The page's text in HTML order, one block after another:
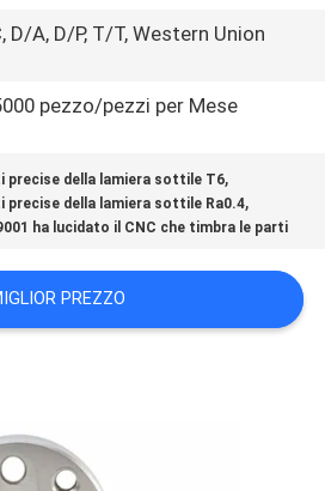
D/A, D/P, T/T, Western Union
pezzo/pezzi per Mese
precise della lamiera sottile T6,
precise della lamiera sottile Ra0.4,
ha lucidato il CNC che timbra le parti
PREZZO